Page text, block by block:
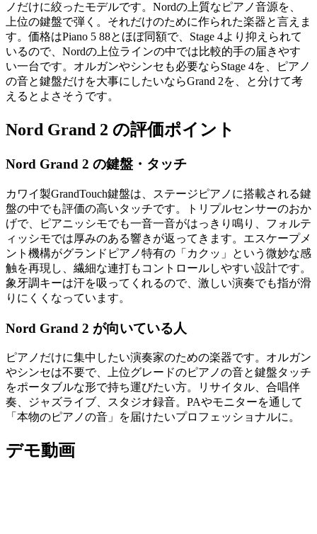
ノだけに絞ったモデルです。Nordの上質なピアノ音源を、
上位の鍵盤で弾く。それだけのために作られた楽器と言えま
す。価格はPiano 5 88とほぼ同額で、Stage 4より抑えられて
いるので、Nordの上位ラインの中では比較的手の届きやす
い一台です。オルガンやシンセも必要ならStage 4を、ピアノ
の音と鍵盤だけを大事にしたいならGrand 2を、と分けて考
えるとよさそうです。
Nord Grand 2 の評価ポイント
Nord Grand 2 の鍵盤・タッチ
カワイ製GrandTouch鍵盤は、ステージピアノに搭載される鍵
盤の中でも評価の高いタッチです。トリプルセンサーのおか
げで、ピアニッシモでも一音一音がはっきり鳴り、フォルテ
ィッシモでは厚みのある響きが返ってきます。エスケープメ
ント機構がグランドピアノ特有の「カクッ」という微妙な感
触を再現し、繊細な連打もコントロールしやすい設計です。
象牙調キーは汗を吸ってくれるので、激しい演奏でも指が滑
りにくくなっています。
Nord Grand 2 が向いている人
ピアノだけに集中したい演奏家のための楽器です。オルガン
やシンセは不要で、上位グレードのピアノの音と鍵盤タッチ
をポータブルな形で持ち運びたい方。リサイタル、合唱伴
奏、ジャズライブ、スタジオ録音。PAやモニターを通して
「本物のピアノの音」を届けたいプロフェッショナルに。
デモ動画